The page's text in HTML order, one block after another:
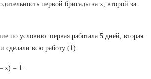
первой бригады за x, второй за
по условию: первая работала 5 дней, вторая
сделали всю работу (1):
x) = 1.